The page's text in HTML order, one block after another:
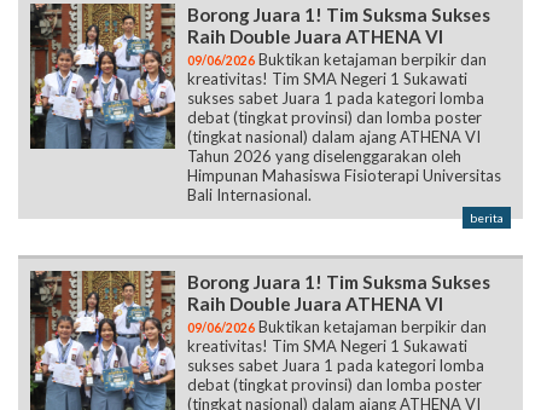
Borong Juara 1! Tim Suksma Sukses
Raih Double Juara ATHENA VI
09/06/2026 Buktikan ketajaman berpikir dan
kreativitas! Tim SMA Negeri 1 Sukawati
sukses sabet Juara 1 pada kategori lomba
debat (tingkat provinsi) dan lomba poster
(tingkat nasional) dalam ajang ATHENA VI
Tahun 2026 yang diselenggarakan oleh
Himpunan Mahasiswa Fisioterapi Universitas
Bali Internasional.
berita
Borong Juara 1! Tim Suksma Sukses
Raih Double Juara ATHENA VI
09/06/2026 Buktikan ketajaman berpikir dan
kreativitas! Tim SMA Negeri 1 Sukawati
sukses sabet Juara 1 pada kategori lomba
debat (tingkat provinsi) dan lomba poster
(tingkat nasional) dalam ajang ATHENA VI